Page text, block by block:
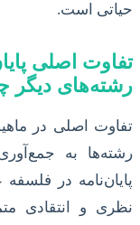
حیاتی است.
تفاوت اصلی
رشته‌های
تفاوت اصلی در
رشته‌ها به
پایان‌نامه در
نظری و انتقادی